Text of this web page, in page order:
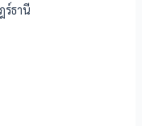
ร์ธานี